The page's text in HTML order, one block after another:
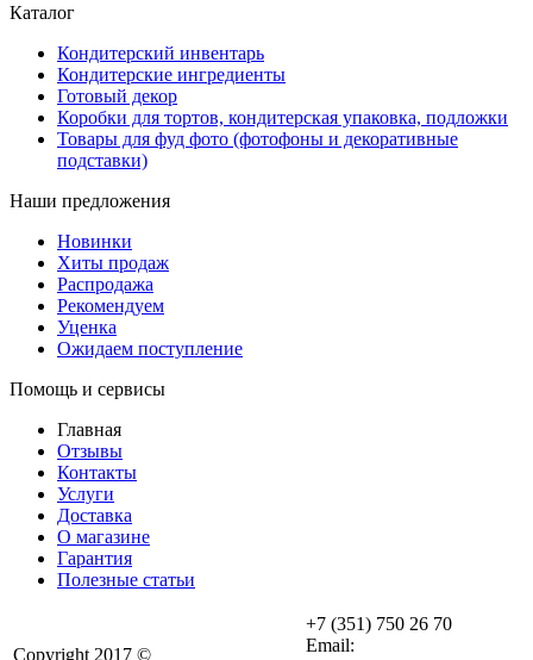
Каталог
Кондитерский инвентарь
Кондитерские ингредиенты
Готовый декор
Коробки для тортов, кондитерская упаковка, подложки
Товары для фуд фото (фотофоны и декоративные
подставки)
Наши предложения
Новинки
Хиты продаж
Распродажа
Рекомендуем
Уценка
Ожидаем поступление
Помощь и сервисы
Главная
Отзывы
Контакты
Услуги
Доставка
О магазине
Гарантия
Полезные статьи
Copyright 2017 ©
+7 (351) 750 26 70
Email: